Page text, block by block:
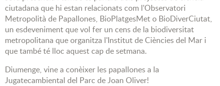
ciutadana que hi estan relacionats com l'Observatori
Metropolità de Papallones, BioPlatgesMet o BioDiverCiutat,
un esdeveniment que vol fer un cens de la biodiversitat
metropolitana que organitza l'Institut de Ciències del Mar i
que també té lloc aquest cap de setmana.
Diumenge, vine a conèixer les papallones a la
Jugatecambiental del Parc de Joan Oliver!